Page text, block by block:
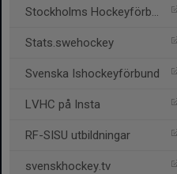
Stockholms Hockeyförbund
Stats.swehockey
Svenska Ishockeyförbund
LVHC på Insta
RF-SISU utbildningar
svenskhockey.tv